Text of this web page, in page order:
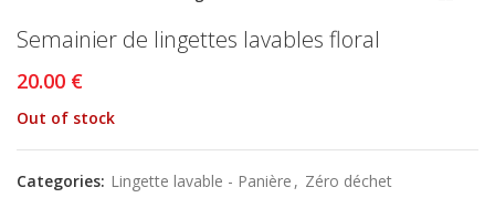
Semainier de lingettes lavables floral
€
Out of stock
Categories: Lingette lavable - Panière , Zéro déchet